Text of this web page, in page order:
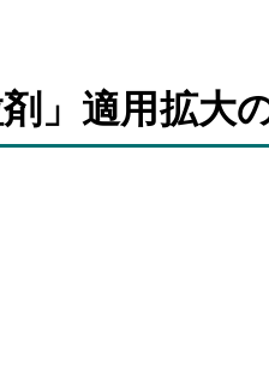
」適用拡大